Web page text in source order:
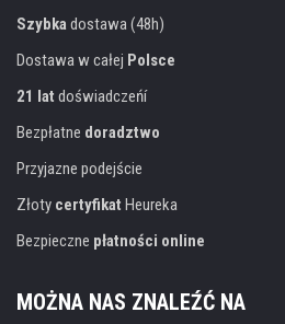
Szybkadostawa (48h)
Dostawa w całej Polsce
21 lat doświadczeńí
Bezpłatne doradztwo
Przyjazne podejście
Złoty certyfikat Heureka
Bezpieczne płatności online
MOŻNA NAS ZNALEŹĆ NA